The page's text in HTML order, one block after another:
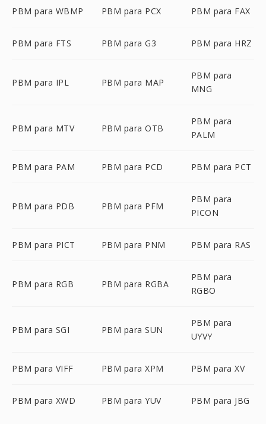
PBM para WBMP PBM para PCX PBM para FAX
PBM para FTS PBM para G3 PBM para HRZ
PBM para IPL PBM para MAP
PBM para
MNG
PBM para MTV PBM para OTB
PBM para
PALM
PBM para PAM PBM para PCD PBM para PCT
PBM para PDB PBM para PFM
PBM para
PICON
PBM para PICT PBM para PNM PBM para RAS
PBM para RGB PBM para RGBA
PBM para
RGBO
PBM para SGI PBM para SUN
PBM para
UYVY
PBM para VIFF PBM para XPM PBM para XV
PBM para XWD PBM para YUV PBM para JBG